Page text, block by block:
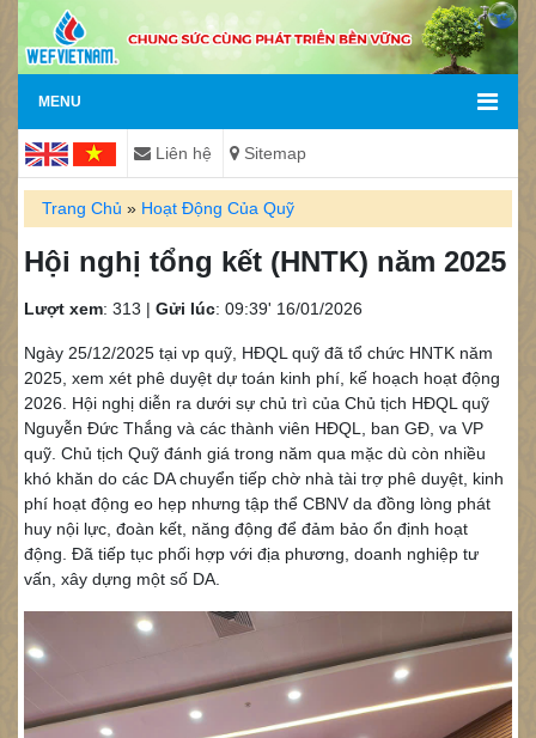
MENU
Liên hệ Sitemap
Trang Chủ » Hoạt Động Của Quỹ
Hội nghị tổng kết (HNTK) năm 2025
Lượt xem: 313 | Gửi lúc: 09:39' 16/01/2026
Ngày 25/12/2025 tại vp quỹ, HĐQL quỹ đã tổ chức HNTK năm
2025, xem xét phê duyệt dự toán kinh phí, kế hoạch hoạt động
2026. Hội nghị diễn ra dưới sự chủ trì của Chủ tịch HĐQL quỹ
Nguyễn Đức Thắng và các thành viên HĐQL, ban GĐ, va VP
quỹ. Chủ tịch Quỹ đánh giá trong năm qua mặc dù còn nhiều
khó khăn do các DA chuyển tiếp chờ nhà tài trợ phê duyệt, kinh
phí hoạt động eo hẹp nhưng tập thể CBNV da đồng lòng phát
huy nội lực, đoàn kết, năng động để đảm bảo ổn định hoạt
động. Đã tiếp tục phối hợp với địa phương, doanh nghiệp tư
vấn, xây dựng một số DA.